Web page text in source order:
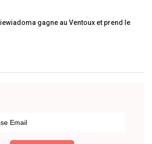
gagne au Ventoux et prend le